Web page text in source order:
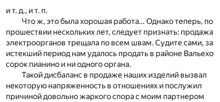
и т. д., и т. п.
Что ж, это была хорошая работа… Однако теперь, по
прошествии нескольких лет, следует признать: продажа
электроорганов трещала по всем швам. Судите сами, за
истекший период нам удалось продать в районе Вальехо
сорок пианино и ни одного органа.
Такой дисбаланс в продаже наших изделий вызвал
некоторую напряженность в отношениях и послужил
причиной довольно жаркого спора с моим партнером